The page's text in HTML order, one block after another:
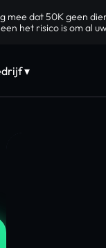
mee dat 50K geen
het risico is om al
▾